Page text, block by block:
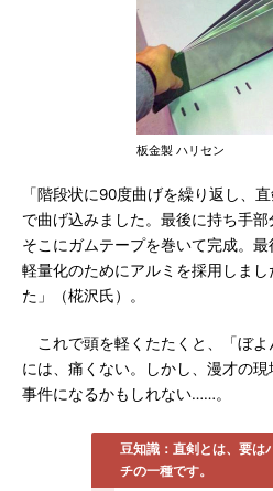
板金製 ハリセン
「階段状に90度曲げを繰り返し、
で曲げ込みました。最後に持ち手部
そこにガムテープを巻いて完成。
軽量化のためにアルミを採用しま
た」（椛沢氏）。
これで頭を軽くたたくと、「ぼ
には、痛くない。しかし、漫才の
事件になるかもしれない……。
豆知識：直剣とは、要は
チの一種です。